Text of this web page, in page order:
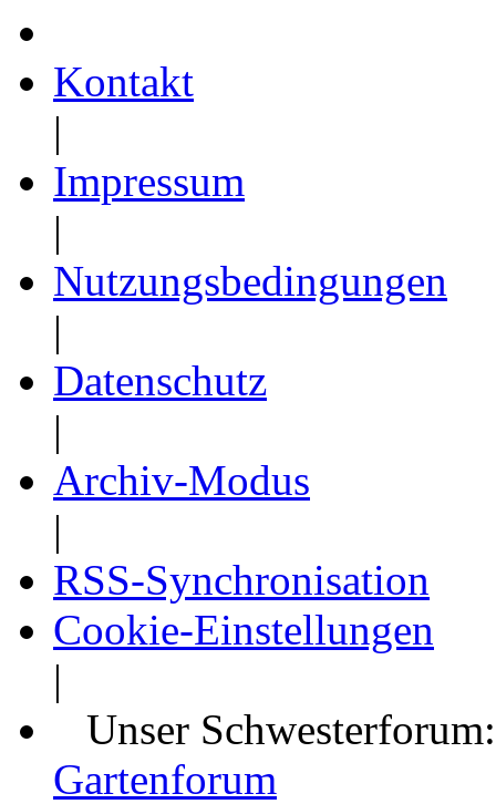
Kontakt
|
Impressum
|
Nutzungsbedingungen
|
Datenschutz
|
Archiv-Modus
|
RSS-Synchronisation
Cookie-Einstellungen
|
Unser
Gartenforum